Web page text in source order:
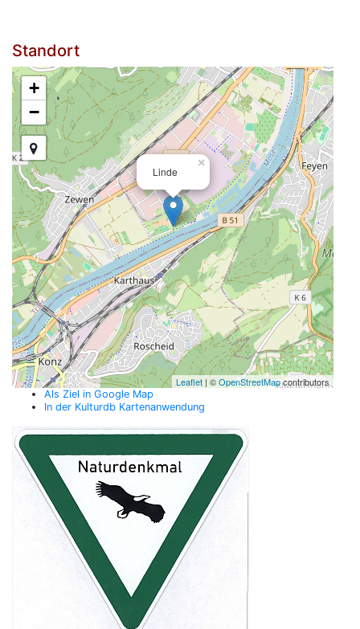
Standort
Linde
×
+
−
Leaflet | ©OpenStreetMapcontributors
Als Ziel in Google Map
In der Kulturdb Kartenanwendung